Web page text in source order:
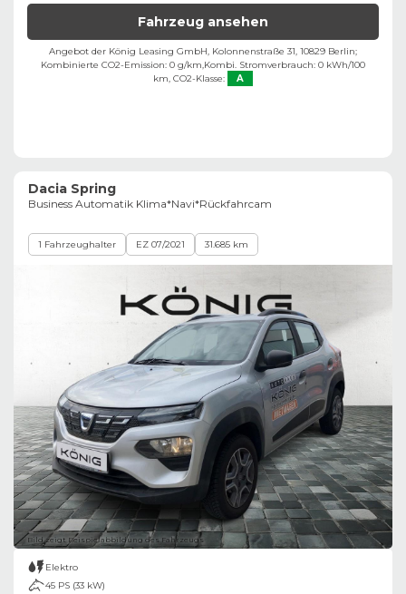
Fahrzeug ansehen
Angebot der König Leasing GmbH, Kolonnenstraße 31, 10829 Berlin;
Kombinierte CO2-Emission: 0 g/km,Kombi. Stromverbrauch: 0 kWh/100
km, CO2-Klasse: A
Dacia Spring
Business Automatik Klima*Navi*Rückfahrcam
1 Fahrzeughalter EZ 07/2021 31.685 km
Bild zeigt Beispielabbildung des Fahrzeugs
Elektro
45 PS (33 kW)